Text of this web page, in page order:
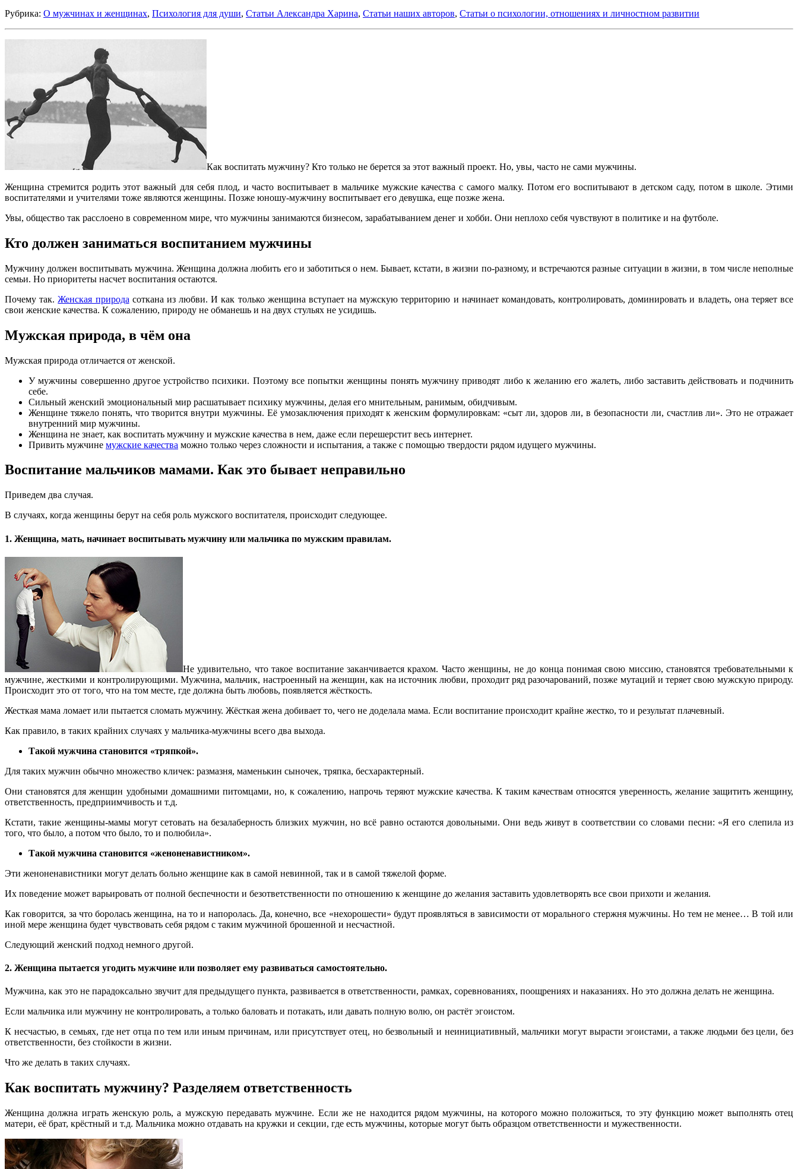
Рубрика: О мужчинах и женщинах, Психология для души, Статьи Александра Харина, Статьи наших авторов, Статьи о психологии, отношениях и личностном развитии
Как воспитать мужчину? Кто только не берется за этот важный проект. Но, увы, часто не сами мужчины.
Женщина стремится родить этот важный для себя плод, и часто воспитывает в мальчике мужские качества с самого малку. Потом его воспитывают в детском саду, потом в школе. Этими
воспитателями и учителями тоже являются женщины. Позже юношу-мужчину воспитывает его девушка, еще позже жена.
Увы, общество так расслоено в современном мире, что мужчины занимаются бизнесом, зарабатыванием денег и хобби. Они неплохо себя чувствуют в политике и на футболе.
Кто должен заниматься воспитанием мужчины
Мужчину должен воспитывать мужчина. Женщина должна любить его и заботиться о нем. Бывает, кстати, в жизни по-разному, и встречаются разные ситуации в жизни, в том числе неполные
семьи. Но приоритеты насчет воспитания остаются.
Почему так.Женская природа соткана из любви. И как только женщина вступает на мужскую территорию и начинает командовать, контролировать, доминировать и владеть, она теряет все
свои женские качества. К сожалению, природу не обманешь и на двух стульях не усидишь.
Мужская природа, в чём она
Мужская природа отличается от женской.
У мужчины совершенно другое устройство психики. Поэтому все попытки женщины понять мужчину приводят либо к желанию его жалеть, либо заставить действовать и подчинить
себе.
Сильный женский эмоциональный мир расшатывает психику мужчины, делая его мнительным, ранимым, обидчивым.
Женщине тяжело понять, что творится внутри мужчины. Её умозаключения приходят к женским формулировкам: «сыт ли, здоров ли, в безопасности ли, счастлив ли». Это не отражает
внутренний мир мужчины.
Женщина не знает, как воспитать мужчину и мужские качества в нем, даже если перешерстит весь интернет.
Привить мужчине мужские качества можно только через сложности и испытания, а также с помощью твердости рядом идущего мужчины.
Воспитание мальчиков мамами. Как это бывает неправильно
Приведем два случая.
В случаях, когда женщины берут на себя роль мужского воспитателя, происходит следующее.
1. Женщина, мать, начинает воспитывать мужчину или мальчика по мужским правилам.
Не удивительно, что такое воспитание заканчивается крахом. Часто женщины, не до конца понимая свою миссию, становятся требовательными к
мужчине, жесткими и контролирующими. Мужчина, мальчик, настроенный на женщин, как на источник любви, проходит ряд разочарований, позже мутаций и теряет свою мужскую природу.
Происходит это от того, что на том месте, где должна быть любовь, появляется жёсткость.
Жесткая мама ломает или пытается сломать мужчину. Жёсткая жена добивает то, чего не доделала мама. Если воспитание происходит крайне жестко, то и результат плачевный.
Как правило, в таких крайних случаях у мальчика-мужчины всего два выхода.
Такой мужчина становится «тряпкой».
Для таких мужчин обычно множество кличек: размазня, маменькин сыночек, тряпка, бесхарактерный.
Они становятся для женщин удобными домашними питомцами, но, к сожалению, напрочь теряют мужские качества. К таким качествам относятся уверенность, желание защитить женщину,
ответственность, предприимчивость и т.д.
Кстати, такие женщины-мамы могут сетовать на безалаберность близких мужчин, но всё равно остаются довольными. Они ведь живут в соответствии со словами песни: «Я его слепила из
того, что было, а потом что было, то и полюбила».
Такой мужчина становится «женоненавистником».
Эти женоненавистники могут делать больно женщине как в самой невинной, так и в самой тяжелой форме.
Их поведение может варьировать от полной беспечности и безответственности по отношению к женщине до желания заставить удовлетворять все свои прихоти и желания.
Как говорится, за что боролась женщина, на то и напоролась. Да, конечно, все «нехорошести» будут проявляться в зависимости от морального стержня мужчины. Но тем не менее… В той или
иной мере женщина будет чувствовать себя рядом с таким мужчиной брошенной и несчастной.
Следующий женский подход немного другой.
2. Женщина пытается угодить мужчине или позволяет ему развиваться самостоятельно.
Мужчина, как это не парадоксально звучит для предыдущего пункта, развивается в ответственности, рамках, соревнованиях, поощрениях и наказаниях. Но это должна делать не женщина.
Если мальчика или мужчину не контролировать, а только баловать и потакать, или давать полную волю, он растёт эгоистом.
К несчастью, в семьях, где нет отца по тем или иным причинам, или присутствует отец, но безвольный и неинициативный, мальчики могут вырасти эгоистами, а также людьми без цели, без
ответственности, без стойкости в жизни.
Что же делать в таких случаях.
Как воспитать мужчину? Разделяем ответственность
Женщина должна играть женскую роль, а мужскую передавать мужчине. Если же не находится рядом мужчины, на которого можно положиться, то эту функцию может выполнять отец
матери, её брат, крёстный и т.д. Мальчика можно отдавать на кружки и секции, где есть мужчины, которые могут быть образцом ответственности и мужественности.